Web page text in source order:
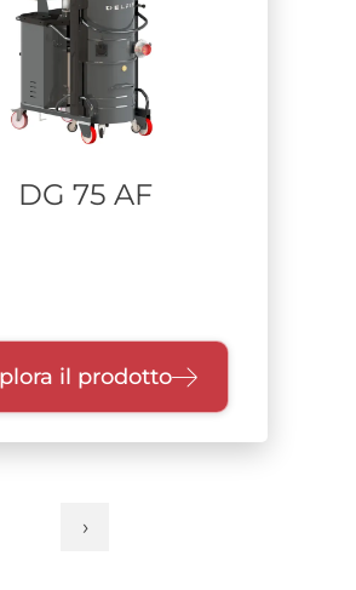
DG 75 AF
il prodotto
Pagina
›